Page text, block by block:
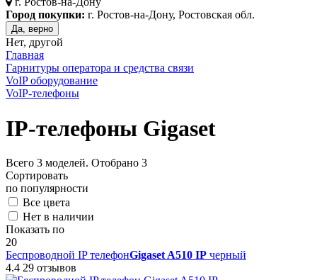
Город покупки: г. Ростов-на-Дону, Ростовская обл.
Да, верно
Нет, другой
Главная
Гарнитуры оператора и средства связи
VoIP оборудование
VoIP-телефоны
IP-телефоны Gigaset
Всего 3 моделей. Отобрано 3
Сортировать
по популярности
Все цвета
Нет в наличии
Показать по
20
Беспроводной IP телефонGigaset A510 IP черный
4.4 29 отзывов